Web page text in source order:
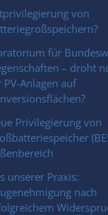
von
für
– droht
PV-Anlagen auf
Privilegierung von
unserer Praxis:
nach